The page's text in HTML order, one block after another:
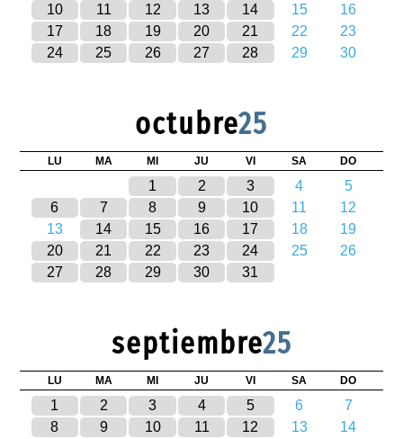
10
11 12 13 14 15
16
17
18 19 20 21 22
23
24
25 26 27 28 29 30
octubre25
LU MA MI JU VI SA DO
1 2 3 4
5
6
7 8 9 10 11
12
13
14 15 16 17 18
19
20
21 22 23 24 25
26
27
28 29 30 31
septiembre25
LU MA MI JU VI SA DO
1 2 3 4 5 6
7
8
9 10 11 12 13
14